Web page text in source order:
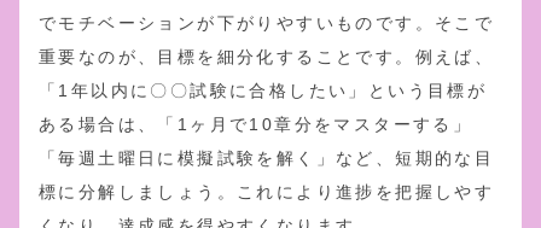
でモチベーションが下がりやすいものです。そこで
重要なのが、目標を細分化することです。例えば、
「1年以内に〇〇試験に合格したい」という目標が
ある場合は、「1ヶ月で10章分をマスターする」
「毎週土曜日に模擬試験を解く」など、短期的な目
標に分解しましょう。これにより進捗を把握しやす